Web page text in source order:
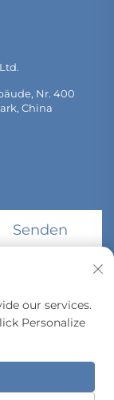
Nr. 400
China
Senden
(Suzhou)
our services.
Personalize